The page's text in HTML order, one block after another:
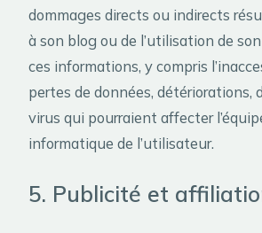
dommages directs ou indirects
à son blog ou de l’utilisation de
ces informations, y compris
pertes de données, détériorations,
virus qui pourraient affecter
informatique de l’utilisateur.
5. Publicité et